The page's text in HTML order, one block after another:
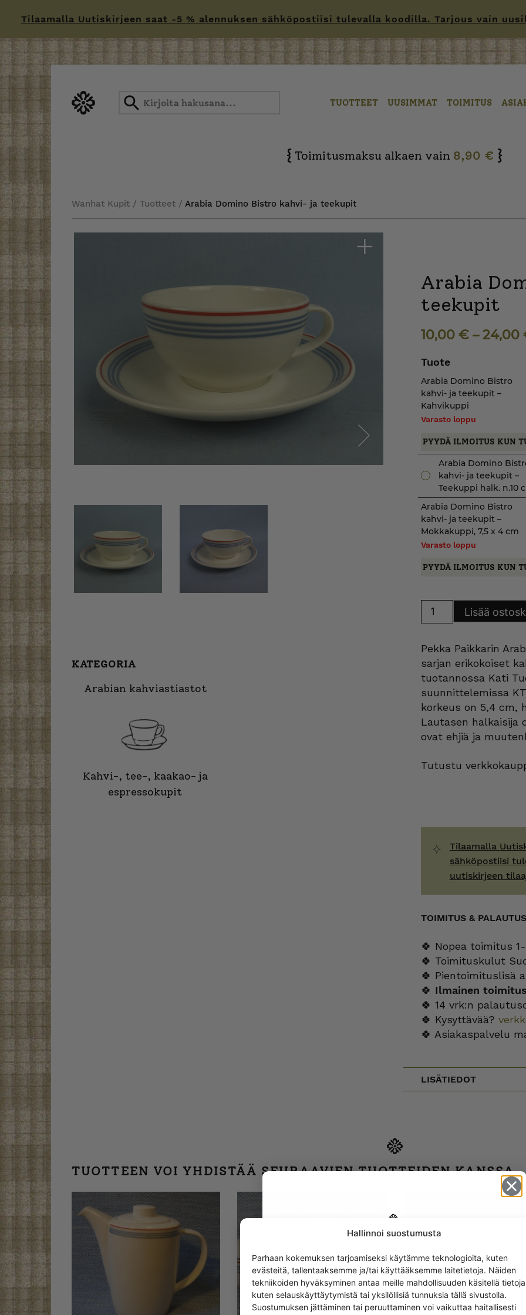
Hallinnoi suostumusta
Parhaan kokemuksen tarjoamiseksi käytämme teknologioita, kuten
evästeitä, tallentaaksemme ja/tai käyttääksemme laitetietoja. Näiden
tekniikoiden hyväksyminen antaa meille mahdollisuuden käsitellä
kuten selauskäyttäytymistä tai yksilöllisiä tunnuksia tällä sivustolla.
Suostumuksen jättäminen tai peruuttaminen voi vaikuttaa haitallisesti
Tilaamalla Uutiskirjeen saat -5 % alennuksen sähköpostiisi tulevalla koodilla. Tarjous vain
to
TUOTTEET UUSIMMAT TOIMITUS
{ Toimitusmaksu alkaen vain 8,90 € }
Wanhat Kupit / Tuotteet / Arabia Domino Bistro kahvi- ja teekupit
KATEGORIA
Arabian kahviastiastot
Kahvi-, tee-, kaakao- ja
espressokupit
Arabia
teekupit
10,00 €–24,00
Tuote
Arabia Domino Bistro
kahvi- ja teekupit –
Kahvikuppi
Varasto loppu
PYYDÄ ILMOITUS KUN
Arabia Domino
kahvi- ja teekupit –
Teekuppi halk. n.10
Arabia Domino Bistro
kahvi- ja teekupit –
Mokkakuppi, 7,5 x 4 cm
Varasto loppu
PYYDÄ ILMOITUS KUN
Domino
teekupit
Lisää
Pekka Paikkarin
sarjan erikokoiset
tuotannossa Kati
suunnittelemissa
korkeus on 5,4 cm,
Lautasen halkaisija
ovat ehjiä ja
Tutustu
Tilaamalla
sähköpostiisi
uutiskirjeen
TOIMITUS & PALAUTUS
🍀 Nopea toimitus
🍀 Toimituskulut
🍀 Pientoimituslisä
🍀 Ilmainen
🍀 14 vrk:n
🍀 Kysyttävää?
🍀 Asiakaspalvelu
LISÄTIEDOT
TUOTTEEN VOI YHDISTÄÄ SEURAAVIEN TUOTTEIDEN KANSSA
Get -5%
off?
Yes! I want the discount